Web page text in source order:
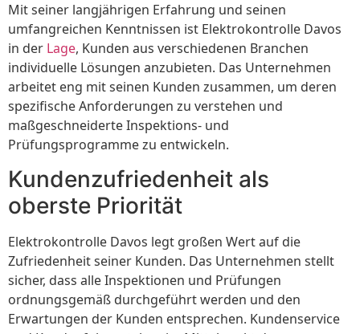
Mit seiner langjährigen Erfahrung und seinen
umfangreichen Kenntnissen ist Elektrokontrolle Davos
in der Lage, Kunden aus verschiedenen Branchen
individuelle Lösungen anzubieten. Das Unternehmen
arbeitet eng mit seinen Kunden zusammen, um deren
spezifische Anforderungen zu verstehen und
maßgeschneiderte Inspektions- und
Prüfungsprogramme zu entwickeln.
Kundenzufriedenheit als
oberste Priorität
Elektrokontrolle Davos legt großen Wert auf die
Zufriedenheit seiner Kunden. Das Unternehmen stellt
sicher, dass alle Inspektionen und Prüfungen
ordnungsgemäß durchgeführt werden und den
Erwartungen der Kunden entsprechen. Kundenservice